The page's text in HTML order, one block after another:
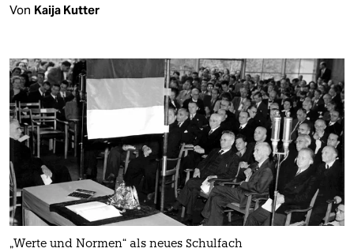
Von Kaija Kutter
„Werte und Normen“ als neues Schulfach